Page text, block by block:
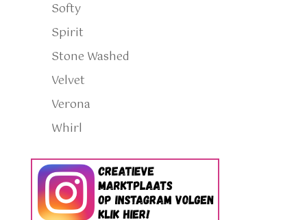
Softy
Spirit
Stone Washed
Velvet
Verona
Whirl